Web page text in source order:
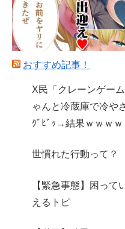
おすすめ記事！
X民「クレーンゲー
ゃんと冷蔵庫で冷や
ｸﾞﾋﾞｯ→結果ｗｗｗｗ
世慣れた行動って？
【緊急事態】困って
えるトピ